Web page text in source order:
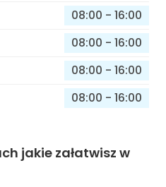
08:00 - 16:00
08:00 - 16:00
08:00 - 16:00
08:00 - 16:00
jakie załatwisz w